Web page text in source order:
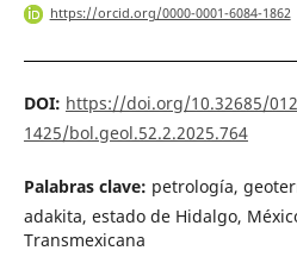
https://orcid.org/0000-0001-6084-1862
DOI: https://doi.org/10.32685/
1425/bol.geol.52.2.2025.764
Palabras clave: petrología,
adakita, estado de Hidalgo,
Transmexicana